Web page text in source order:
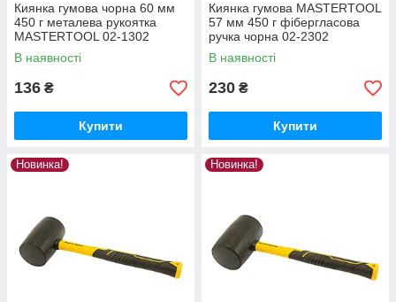
Киянка гумова чорна 60 мм
450 г металева рукоятка
MASTERTOOL 02-1302
В наявності
136 ₴
Купити
Киянка гумова MASTERTOOL
57 мм 450 г фібергласова
ручка чорна 02-2302
В наявності
230 ₴
Купити
Новинка! Новинка!